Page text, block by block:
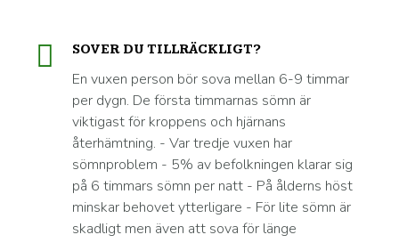
SOVER DU TILLRÄCKLIGT?
En vuxen person bör sova mellan 6-9 timmar
per dygn. De första timmarnas sömn är
viktigast för kroppens och hjärnans
återhämtning. - Var tredje vuxen har
sömnproblem - 5% av befolkningen klarar sig
på 6 timmars sömn per natt - På ålderns höst
minskar behovet ytterligare - För lite sömn är
skadligt men även att sova för länge